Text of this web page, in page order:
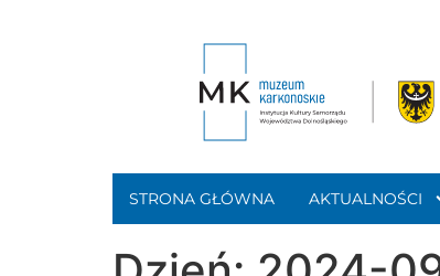
STRONA GŁÓWNA AKTUALNOŚCI